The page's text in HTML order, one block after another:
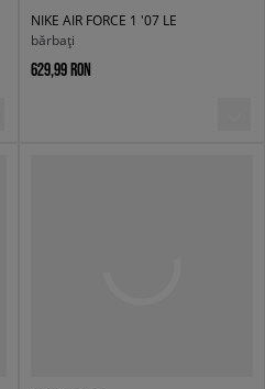
NIKE AIR FORCE 1 '07 LE
bărbați
629,99 RON